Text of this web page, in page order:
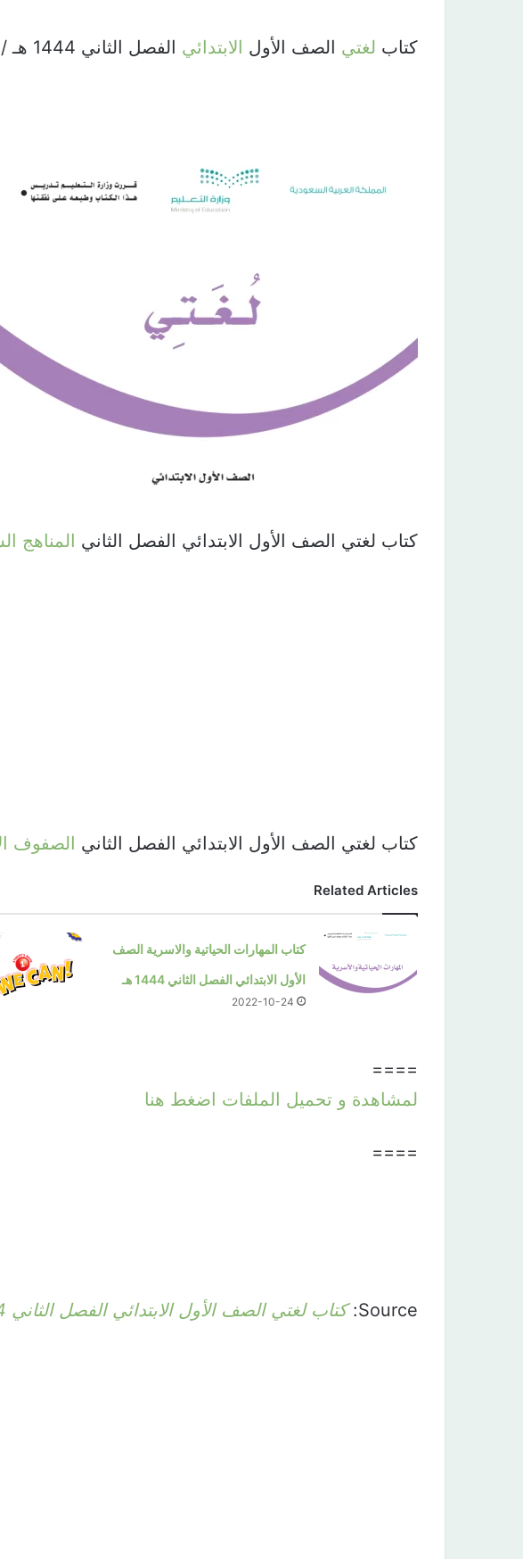
كتاب لغتي الصف الأول الابتدائي الفصل الثاني 1444 هـ / 2023 م
كتاب لغتي الصف الأول الابتدائي الفصل الثاني المناهج
كتاب لغتي الصف الأول الابتدائي الفصل الثاني الصفوف
Related Articles
كتاب المهارات الحياتية والاسرية الصف
الأول الابتدائي الفصل الثاني 1444 هـ
2022-10-24
====
لمشاهدة و تحميل الملفات اضغط هنا
====
Source: كتاب لغتي الصف الأول الابتدائي الفصل الثاني 1444 هـ / 2023 م